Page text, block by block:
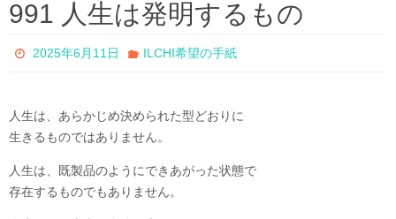
ム
991 人生は発明するもの
2025年6月11日 ILCHI希望の手紙
人生は、あらかじめ決められた型どおりに
生きるものではありません。
人生は、既製品のようにできあがった状態で
存在するものでもありません。